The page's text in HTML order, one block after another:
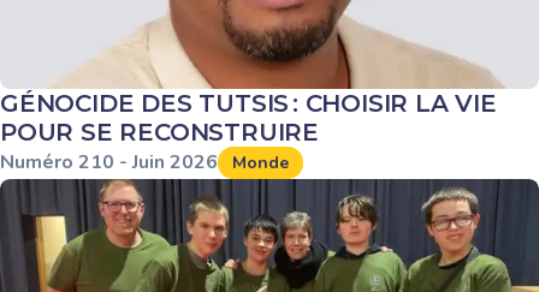
GÉNOCIDE DES TUTSIS : CHOISIR LA VIE
POUR SE RECONSTRUIRE
Numéro 210 - Juin 2026 Monde